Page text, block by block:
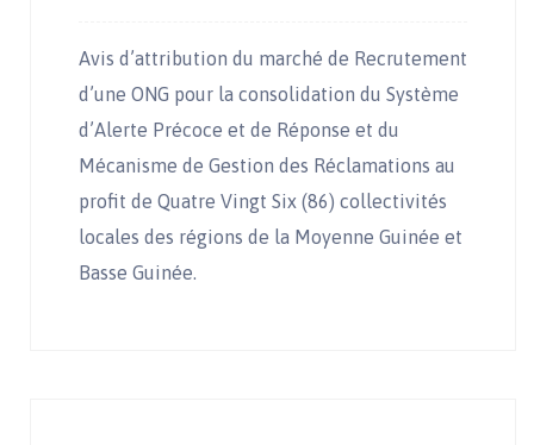
Avis d’attribution du marché de Recrutement
d’une ONG pour la consolidation du Système
d’Alerte Précoce et de Réponse et du
Mécanisme de Gestion des Réclamations au
profit de Quatre Vingt Six (86) collectivités
locales des régions de la Moyenne Guinée et
Basse Guinée.